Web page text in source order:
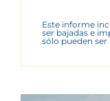
Este informe
ser bajadas e
sólo pueden